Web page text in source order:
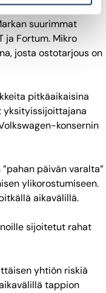
ne ovat
suurimmat
ja Fortum. Mikro
josta ostotarjous on
pitkäaikaisina
yksityissijoittajana
konsernin
päivän varalta”
ylikorostumiseen.
aikavälillä.
sijoitetut rahat
yhtiön riskiä
tappion